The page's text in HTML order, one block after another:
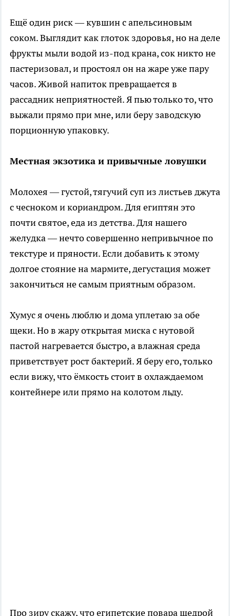
Ещё один риск — кувшин с апельсиновым
соком. Выглядит как глоток здоровья, но на деле
фрукты мыли водой из-под крана, сок никто не
пастеризовал, и простоял он на жаре уже пару
часов. Живой напиток превращается в
рассадник неприятностей. Я пью только то, что
выжали прямо при мне, или беру заводскую
порционную упаковку.
Местная экзотика и привычные ловушки
Молохея — густой, тягучий суп из листьев джута
с чесноком и кориандром. Для египтян это
почти святое, еда из детства. Для нашего
желудка — нечто совершенно непривычное по
текстуре и пряности. Если добавить к этому
долгое стояние на мармите, дегустация может
закончиться не самым приятным образом.
Хумус я очень люблю и дома уплетаю за обе
щеки. Но в жару открытая миска с нутовой
пастой нагревается быстро, а влажная среда
приветствует рост бактерий. Я беру его, только
если вижу, что ёмкость стоит в охлаждаемом
контейнере или прямо на колотом льду.
Про зиру скажу, что египетские повара щедрой